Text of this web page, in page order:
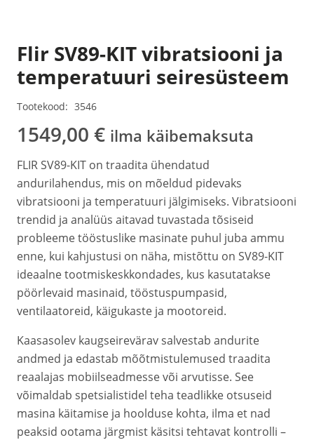
Flir SV89-KIT vibratsiooni ja
temperatuuri seiresüsteem
Tootekood: 3546
1549,00 € ilma käibemaksuta
FLIR SV89-KIT on traadita ühendatud
andurilahendus, mis on mõeldud pidevaks
vibratsiooni ja temperatuuri jälgimiseks. Vibratsiooni
trendid ja analüüs aitavad tuvastada tõsiseid
probleeme tööstuslike masinate puhul juba ammu
enne, kui kahjustusi on näha, mistõttu on SV89-KIT
ideaalne tootmiskeskkondades, kus kasutatakse
pöörlevaid masinaid, tööstuspumpasid,
ventilaatoreid, käigukaste ja mootoreid.
Kaasasolev kaugseirevärav salvestab andurite
andmed ja edastab mõõtmistulemused traadita
reaalajas mobiilseadmesse või arvutisse. See
võimaldab spetsialistidel teha teadlikke otsuseid
masina käitamise ja hoolduse kohta, ilma et nad
peaksid ootama järgmist käsitsi tehtavat kontrolli –